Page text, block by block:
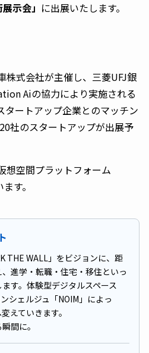
示会」 に出展いたします。
株式会社が主催し、三菱UFJ銀
Aiの協力により実施される
タートアップ企業とのマッチン
社のスタートアップが出展予
想空間プラットフォーム
す。
THE WALL」をビジョンに、距
進学・転職・住宅・移住といっ
す。体験型デジタルスペース
シェルジュ「NOIM」によっ
えていきます。
間に。